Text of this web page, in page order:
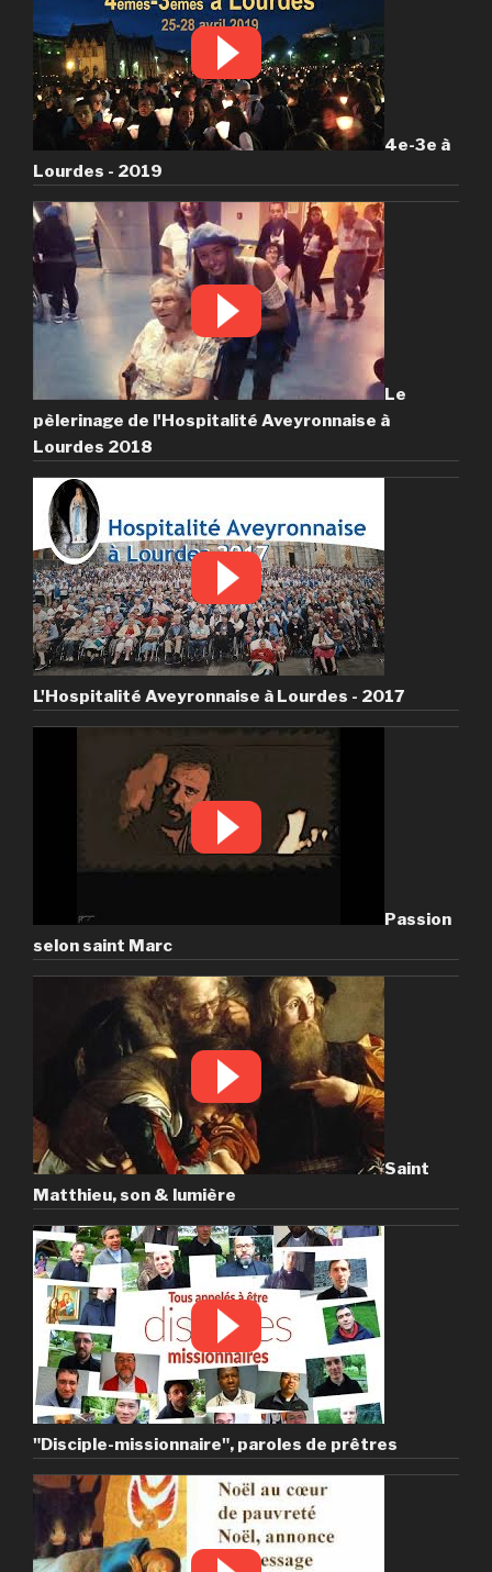
4e-3e à
Lourdes - 2019
Le
pèlerinage de l'Hospitalité Aveyronnaise à
Lourdes 2018
L'Hospitalité Aveyronnaise à Lourdes - 2017
Passion
selon saint Marc
Saint
Matthieu, son & lumière
"Disciple-missionnaire", paroles de prêtres